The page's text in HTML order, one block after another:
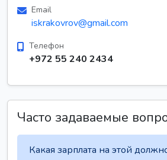
Email
iskrakovrov@gmail.com
Телефон
+972 55 240 2434
Часто задаваемые
Какая зарплата на этой